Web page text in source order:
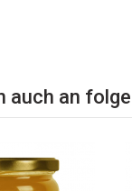
auch an